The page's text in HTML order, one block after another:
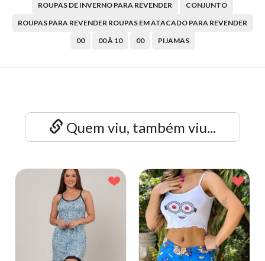
ROUPAS DE INVERNO PARA REVENDER
CONJUNTO
ROUPAS PARA REVENDER ROUPAS EM ATACADO PARA REVENDER
00
00 À 10 00 PIJAMAS
Quem viu, também viu...